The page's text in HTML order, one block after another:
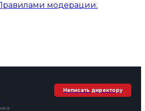
модерации.
Написать директору